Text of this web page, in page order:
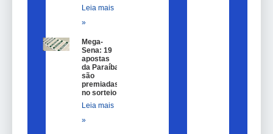
Leia mais
»
Mega-
Sena: 19
apostas
da Paraíba
são
premiadas
no sorteio
Leia mais
»